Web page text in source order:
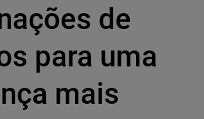
de
para uma
mais